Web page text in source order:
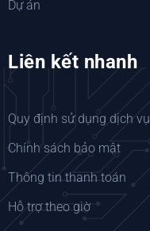
Dự án
Liên kết nhanh
Quy định sử dụng dịch vụ
Chính sách bảo mật
Thông tin thanh toán
Hỗ trợ theo giờ